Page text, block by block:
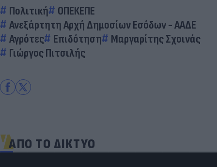
Πολιτική
ΟΠΕΚΕΠΕ
Ανεξάρτητη Αρχή Δημοσίων Εσόδων - ΑΑΔΕ
Αγρότες
Επιδότηση
Μαργαρίτης Σχοινάς
Γιώργος Πιτσιλής
ΑΠΟ ΤΟ ΔΙΚΤΥΟ